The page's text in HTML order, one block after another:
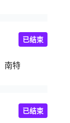
南特
已结束
已结束